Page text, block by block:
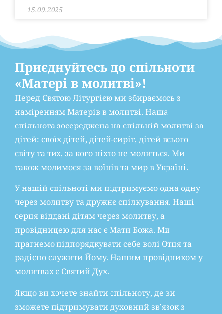
15.09.2025
Приєднуйтесь до спільноти
«Матері в молитві»!
Перед Святою Літургією ми збираємось з
наміренням Матерів в молитві. Наша
спільнота зосереджена на спільній молитві за
дітей: своїх дітей, дітей-сиріт, дітей всього
світу та тих, за кого ніхто не молиться. Ми
також молимося за воїнів та мир в Україні.
У нашій спільноті ми підтримуємо одна одну
через молитву та дружнє спілкування. Наші
серця віддані дітям через молитву, а
провідницею для нас є Мати Божа. Ми
прагнемо підпорядкувати себе волі Отця та
радісно служити Йому. Нашим провідником у
молитвах є Святий Дух.
Якщо ви хочете знайти спільноту, де ви
зможете підтримувати духовний зв’язок з